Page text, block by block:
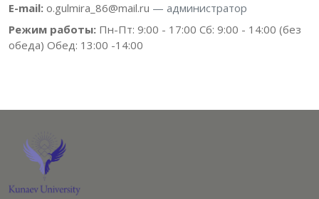
E-mail: o.gulmira_86@mail.ru — администратор
Режим работы: Пн-Пт: 9:00 - 17:00 Сб: 9:00 - 14:00 (без
обеда) Обед: 13:00 -14:00